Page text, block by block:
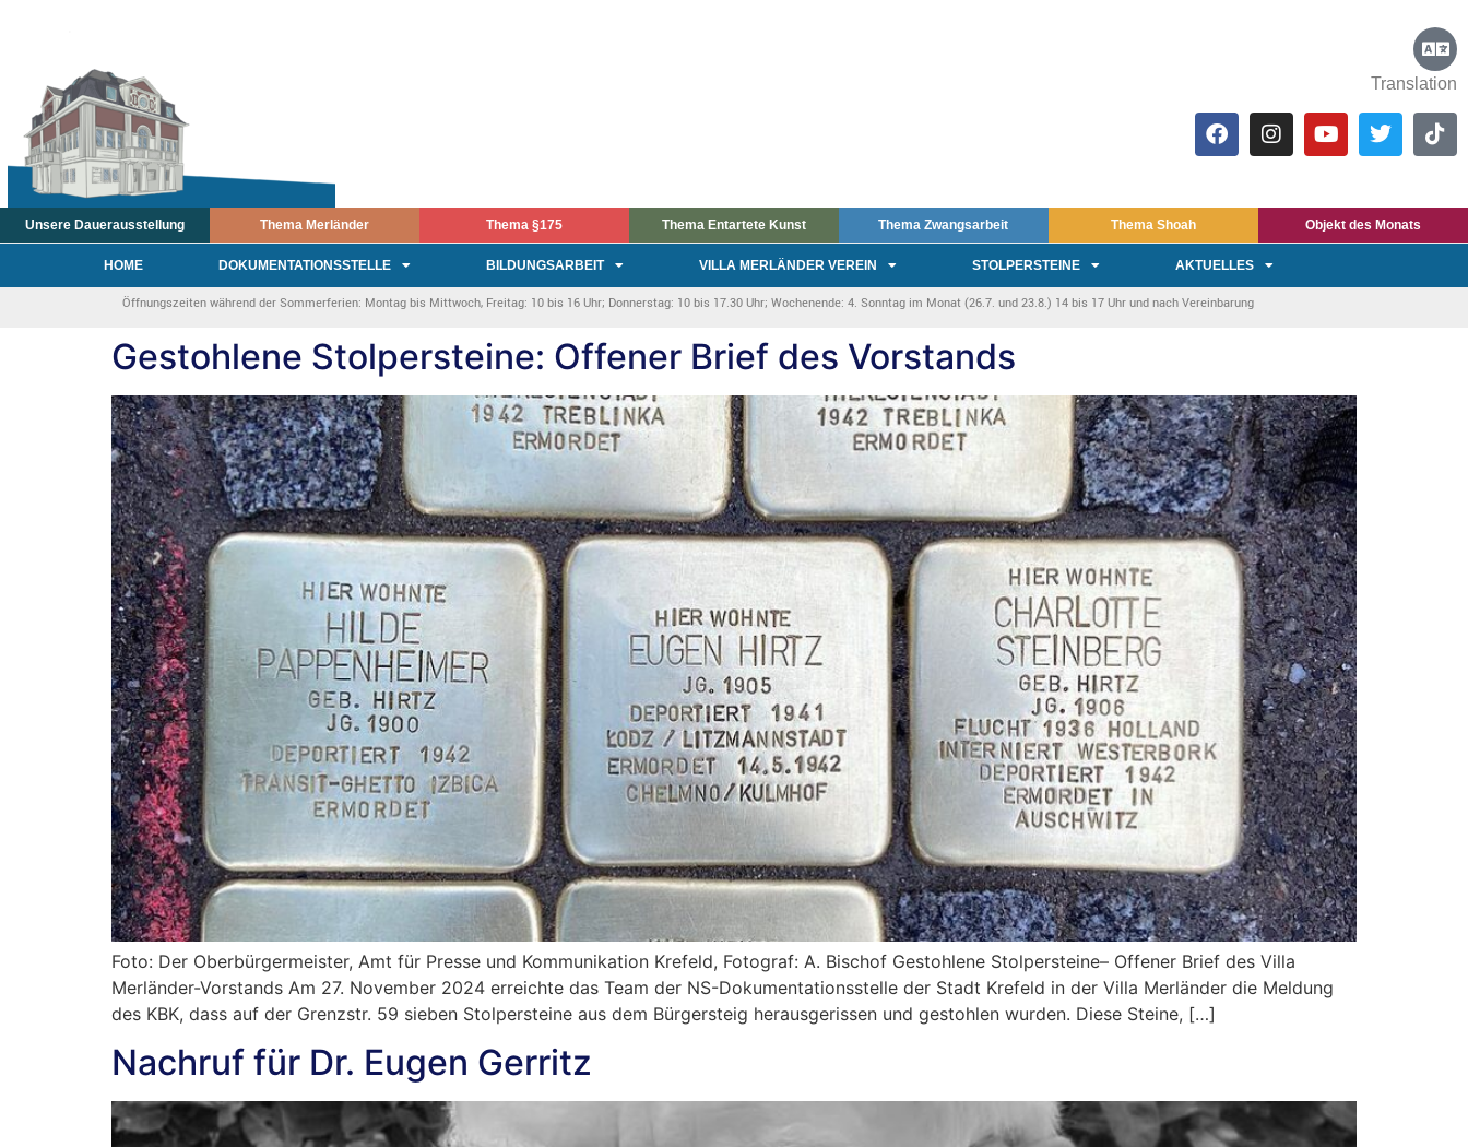
Translation
Unsere Dauerausstellung Thema Merländer Thema §175 Thema Entartete Kunst Thema Zwangsarbeit Thema Shoah Objekt des Monats
HOME DOKUMENTATIONSSTELLE BILDUNGSARBEIT VILLA MERLÄNDER VEREIN STOLPERSTEINE AKTUELLES
Öffnungszeiten während der Sommerferien: Montag bis Mittwoch, Freitag: 10 bis 16 Uhr; Donnerstag: 10 bis 17.30 Uhr; Wochenende: 4. Sonntag im Monat (26.7. und 23.8.) 14 bis 17 Uhr und nach Vereinbarung
Gestohlene Stolpersteine: Offener Brief des Vorstands
Foto: Der Oberbürgermeister, Amt für Presse und Kommunikation Krefeld, Fotograf: A. Bischof Gestohlene Stolpersteine– Offener Brief des Villa
Merländer-Vorstands Am 27. November 2024 erreichte das Team der NS-Dokumentationsstelle der Stadt Krefeld in der Villa Merländer die Meldung
des KBK, dass auf der Grenzstr. 59 sieben Stolpersteine aus dem Bürgersteig herausgerissen und gestohlen wurden. Diese Steine, […]
Nachruf für Dr. Eugen Gerritz